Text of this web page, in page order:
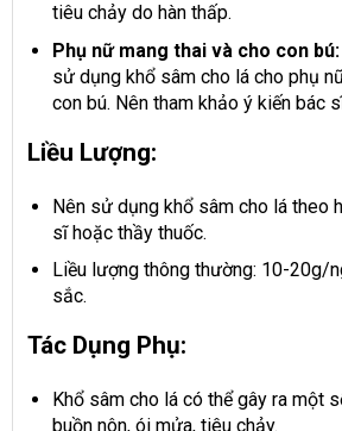
tiêu chảy do hàn thấp.
Phụ nữ mang thai và cho con bú:
sử dụng khổ sâm cho lá cho phụ
con bú. Nên tham khảo ý kiến bác
Liều Lượng:
Nên sử dụng khổ sâm cho lá theo
sĩ hoặc thầy thuốc.
Liều lượng thông thường: 10-20g/
sắc.
Tác Dụng Phụ:
Khổ sâm cho lá có thể gây ra một
buồn nôn, ói mửa, tiêu chảy.